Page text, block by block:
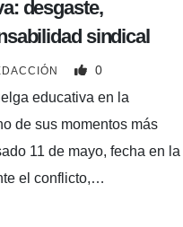
desgaste,
sindical
0
educativa en la
de sus momentos más
11 de mayo, fecha en la
el conflicto,…